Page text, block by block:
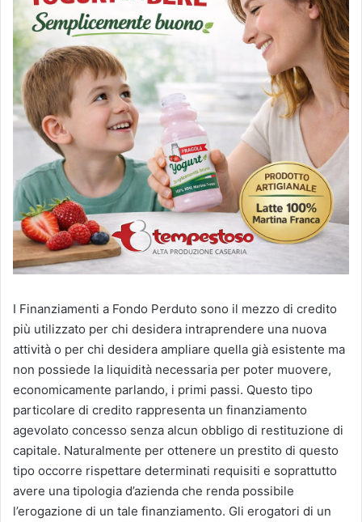
I Finanziamenti a Fondo Perduto sono il mezzo di credito
più utilizzato per chi desidera intraprendere una nuova
attività o per chi desidera ampliare quella già esistente ma
non possiede la liquidità necessaria per poter muovere,
economicamente parlando, i primi passi. Questo tipo
particolare di credito rappresenta un finanziamento
agevolato concesso senza alcun obbligo di restituzione di
capitale. Naturalmente per ottenere un prestito di questo
tipo occorre rispettare determinati requisiti e soprattutto
avere una tipologia d’azienda che renda possibile
l’erogazione di un tale finanziamento. Gli erogatori di un